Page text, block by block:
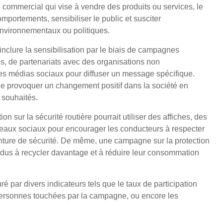
qui vise à vendre des produits ou services, le
sensibiliser le public et susciter
ou politiques.
la sensibilisation par le biais de campagnes
de partenariats avec des organisations non
médias sociaux pour diffuser un message spécifique.
provoquer un changement positif dans la société en
sur la sécurité routière pourrait utiliser des affiches, des
sociaux pour encourager les conducteurs à respecter
de sécurité. De même, une campagne sur la protection
à recycler davantage et à réduire leur consommation
par divers indicateurs tels que le taux de participation
touchées par la campagne, ou encore les